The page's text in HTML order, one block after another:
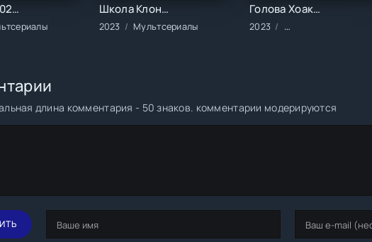
13 карт (2024) Школа Клонов (2023)
2023 Мультсериалы
Голова Хоакина Мурьеты (2023)
2023 Сериалы/2023 год/
длина комментария - 50 знаков. комментарии модерируются